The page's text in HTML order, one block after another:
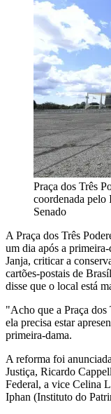
Praça dos Três
coordenada pelo
Senado
A Praça dos Três
um dia após a
Janja, criticar a
cartões-postais de
disse que o local está
"Acho que a Praça dos
ela precisa estar
primeira-dama.
A reforma foi
Justiça, Ricardo
Federal, a vice Celina
Iphan (Instituto do